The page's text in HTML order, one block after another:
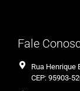
Fale
Rua Henrique
CEP: 95903-